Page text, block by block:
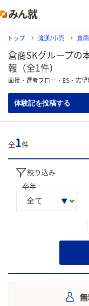
トップ 流通/小売 倉
倉商SKグループの
報（全1件）
面接・選考フロー・ES・志
体験記を投稿する
全1件
絞り込み
卒年